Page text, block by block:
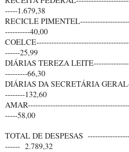
-----1.679,38
RECICLE
----------40,00
------25,99
DIÁRIAS TEREZA
---------66,30
DIÁRIAS DA SECRETÁRIA
--------132,60
-----58,00
TOTAL DE DESPESAS
------ 2.789,32